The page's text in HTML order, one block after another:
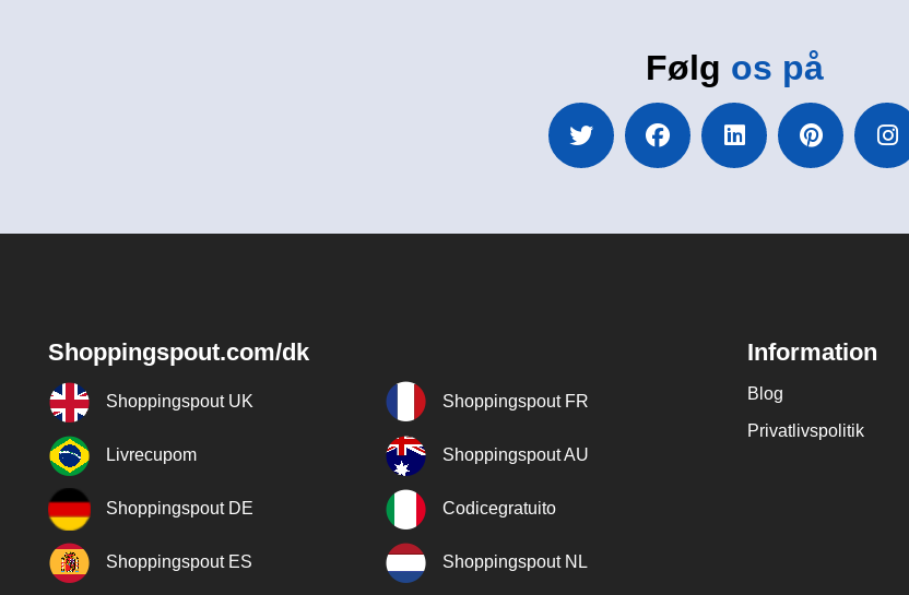
Følg os på
Shoppingspout.com/dk
Shoppingspout UK Shoppingspout FR
Livrecupom Shoppingspout AU
Shoppingspout DE Codicegratuito
Shoppingspout ES Shoppingspout NL
Information
Blog
Privatlivspolitik